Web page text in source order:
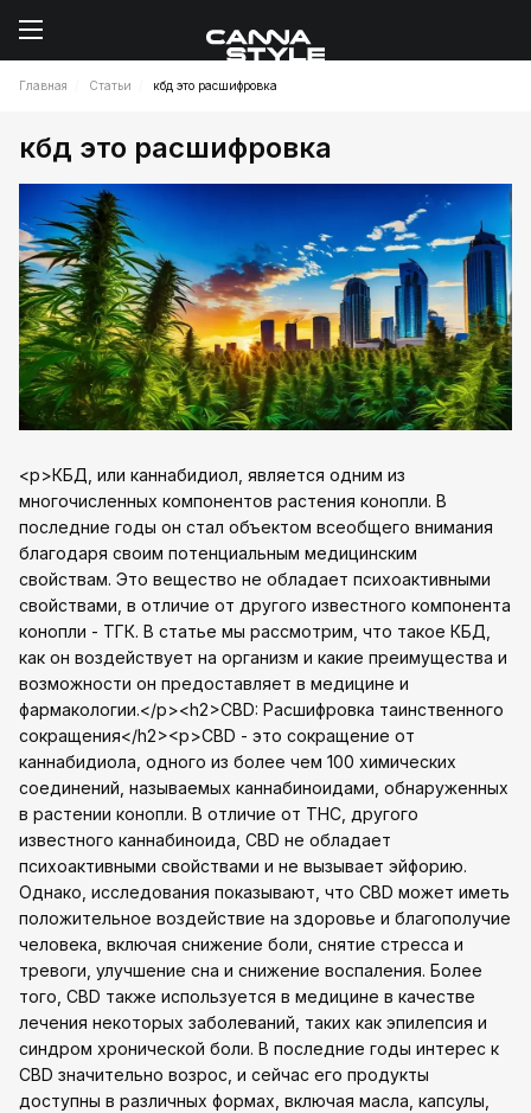
Главная Статьи кбд это расшифровка
кбд это расшифровка
<p>КБД, или каннабидиол, является одним из
многочисленных компонентов растения конопли. В
последние годы он стал объектом всеобщего внимания
благодаря своим потенциальным медицинским
свойствам. Это вещество не обладает психоактивными
свойствами, в отличие от другого известного компонента
конопли - ТГК. В статье мы рассмотрим, что такое КБД,
как он воздействует на организм и какие преимущества и
возможности он предоставляет в медицине и
фармакологии.</p><h2>CBD: Расшифровка таинственного
сокращения</h2><p>CBD - это сокращение от
каннабидиола, одного из более чем 100 химических
соединений, называемых каннабиноидами, обнаруженных
в растении конопли. В отличие от THC, другого
известного каннабиноида, CBD не обладает
психоактивными свойствами и не вызывает эйфорию.
Однако, исследования показывают, что CBD может иметь
положительное воздействие на здоровье и благополучие
человека, включая снижение боли, снятие стресса и
тревоги, улучшение сна и снижение воспаления. Более
того, CBD также используется в медицине в качестве
лечения некоторых заболеваний, таких как эпилепсия и
синдром хронической боли. В последние годы интерес к
CBD значительно возрос, и сейчас его продукты
доступны в различных формах, включая масла, капсулы,